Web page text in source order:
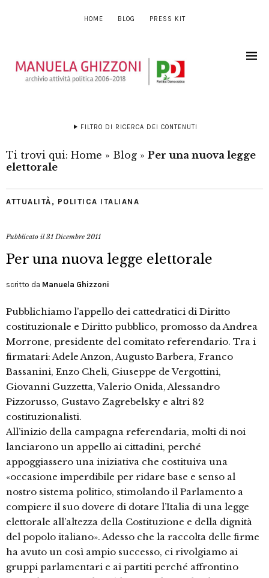
HOME BLOG PRESS KIT
FILTRO DI RICERCA DEI CONTENUTI
Ti trovi qui: Home » Blog » Per una nuova legge
elettorale
ATTUALITÀ , POLITICA ITALIANA
Pubblicato il31 Dicembre 2011
Per una nuova legge elettorale
scritto da Manuela Ghizzoni
Pubblichiamo l’appello dei cattedratici di Diritto
costituzionale e Diritto pubblico, promosso da Andrea
Morrone, presidente del comitato referendario. Tra i
firmatari: Adele Anzon, Augusto Barbera, Franco
Bassanini, Enzo Cheli, Giuseppe de Vergottini,
Giovanni Guzzetta, Valerio Onida, Alessandro
Pizzorusso, Gustavo Zagrebelsky e altri 82
costituzionalisti.
All’inizio della campagna referendaria, molti di noi
lanciarono un appello ai cittadini, perché
appoggiassero una iniziativa che costituiva una
«occasione imperdibile per ridare base e senso al
nostro sistema politico, stimolando il Parlamento a
compiere il suo dovere di dotare l’Italia di una legge
elettorale all’altezza della Costituzione e della dignità
del popolo italiano». Adesso che la raccolta delle firme
ha avuto un così ampio successo, ci rivolgiamo ai
gruppi parlamentari e ai partiti perché affrontino